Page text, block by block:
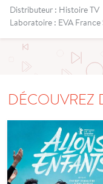
Distributeur : Histoire TV
Laboratoire : EVA France
DÉCOUVREZ